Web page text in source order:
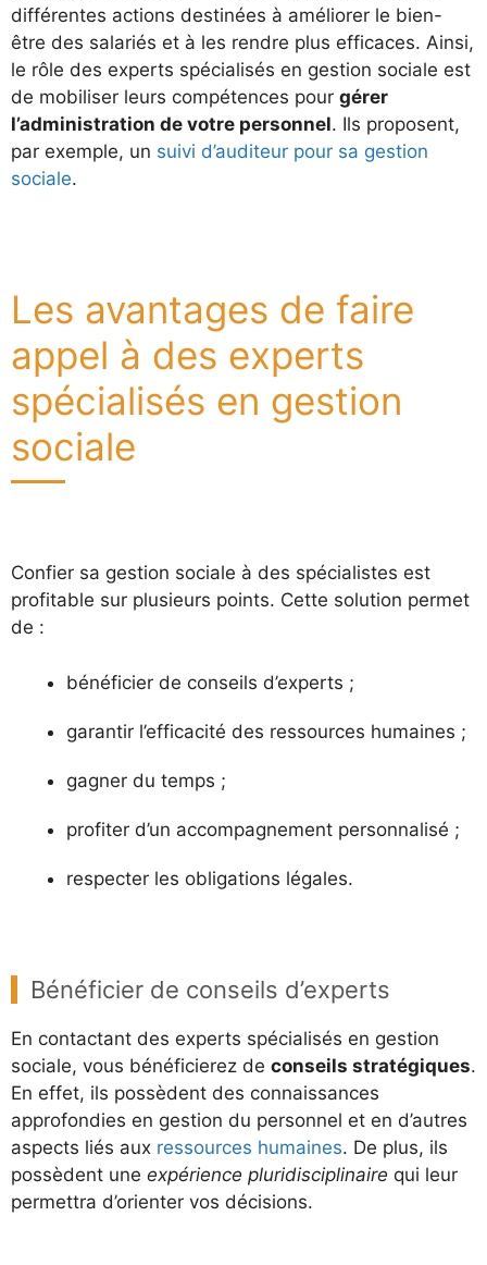
différentes actions destinées à améliorer le bien-
être des salariés et à les rendre plus efficaces. Ainsi,
le rôle des experts spécialisés en gestion sociale est
de mobiliser leurs compétences pour gérer
l’administration de votre personnel. Ils proposent,
par exemple, un suivi d’auditeur pour sa gestion
sociale.
Les avantages de faire
appel à des experts
spécialisés en gestion
sociale
Confier sa gestion sociale à des spécialistes est
profitable sur plusieurs points. Cette solution permet
de :
bénéficier de conseils d’experts ;
garantir l’efficacité des ressources humaines ;
gagner du temps ;
profiter d’un accompagnement personnalisé ;
respecter les obligations légales.
Bénéficier de conseils d’experts
En contactant des experts spécialisés en gestion
sociale, vous bénéficierez de conseils stratégiques.
En effet, ils possèdent des connaissances
approfondies en gestion du personnel et en d’autres
aspects liés aux ressources humaines. De plus, ils
possèdent une expérience pluridisciplinaire qui leur
permettra d’orienter vos décisions.